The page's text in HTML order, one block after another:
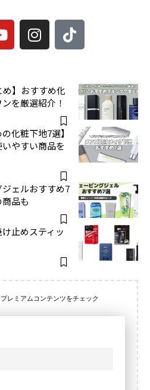
め】おすすめ化
を厳選紹介！
化粧下地7選】
やすい商品を
ジェルおすすめ7
品も
止めスティッ
レミアムコンテンツをチェック